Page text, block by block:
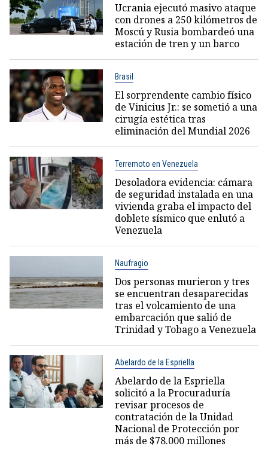
Ucrania ejecutó masivo ataque
con drones a 250 kilómetros de
Moscú y Rusia bombardeó una
estación de tren y un barco
Brasil
El sorprendente cambio físico
de Vinicius Jr.: se sometió a una
cirugía estética tras
eliminación del Mundial 2026
Terremoto en Venezuela
Desoladora evidencia: cámara
de seguridad instalada en una
vivienda graba el impacto del
doblete sísmico que enlutó a
Venezuela
Naufragio
Dos personas murieron y tres
se encuentran desaparecidas
tras el volcamiento de una
embarcación que salió de
Trinidad y Tobago a Venezuela
Abelardo de la Espriella
Abelardo de la Espriella
solicitó a la Procuraduría
revisar procesos de
contratación de la Unidad
Nacional de Protección por
más de $78.000 millones